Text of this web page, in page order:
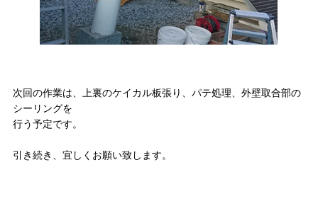
次回の作業は、上裏のケイカル板張り、パテ処理、外壁取合部の
シーリングを
行う予定です。
引き続き、宜しくお願い致します。